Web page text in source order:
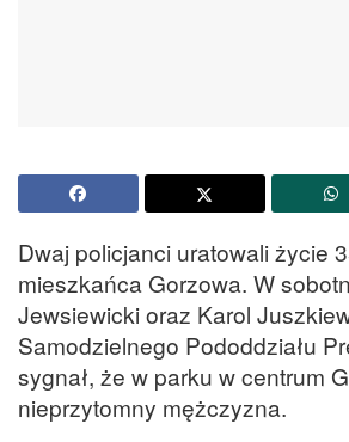
Dwaj policjanci uratowali życie
mieszkańca Gorzowa. W
Jewsiewicki oraz Karol
Samodzielnego Pododdziału
sygnał, że w parku w centrum
nieprzytomny mężczyzna.